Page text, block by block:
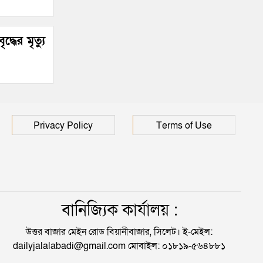
মৃত্যু
Privacy Policy Terms of Use
বানিজ্যিক কার্যালয় :
উত্তর বাজার মেইন রোড বিয়ানীবাজার, সিলেট। ই-মেইল:
dailyjalalabadi@gmail.com মোবাইল: ০১৮১৯-৫৬৪৮৮১